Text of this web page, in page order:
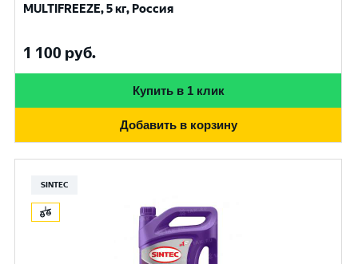
MULTIFREEZE, 5 кг, Россия
1 100 руб.
Купить в 1 клик
Добавить в корзину
SINTEC